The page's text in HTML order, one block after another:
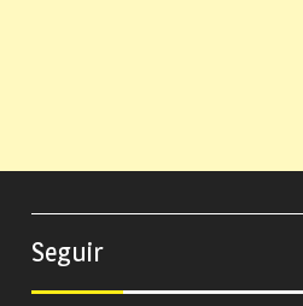
Seguir